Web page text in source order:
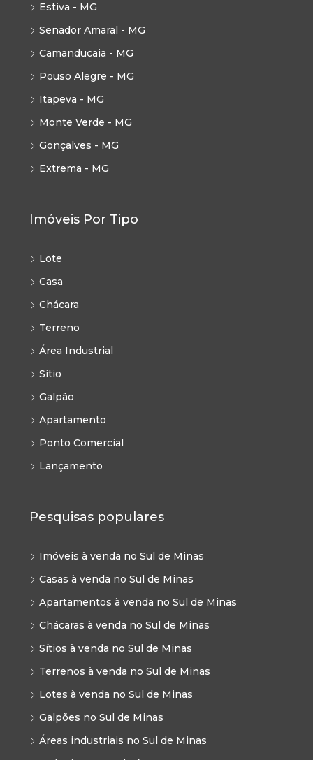
Estiva - MG
Senador Amaral - MG
Camanducaia - MG
Pouso Alegre - MG
Itapeva - MG
Monte Verde - MG
Gonçalves - MG
Extrema - MG
Imóveis Por Tipo
Lote
Casa
Chácara
Terreno
Área Industrial
Sítio
Galpão
Apartamento
Ponto Comercial
Lançamento
Pesquisas populares
Imóveis à venda no Sul de Minas
Casas à venda no Sul de Minas
Apartamentos à venda no Sul de Minas
Chácaras à venda no Sul de Minas
Sítios à venda no Sul de Minas
Terrenos à venda no Sul de Minas
Lotes à venda no Sul de Minas
Galpões no Sul de Minas
Áreas industriais no Sul de Minas